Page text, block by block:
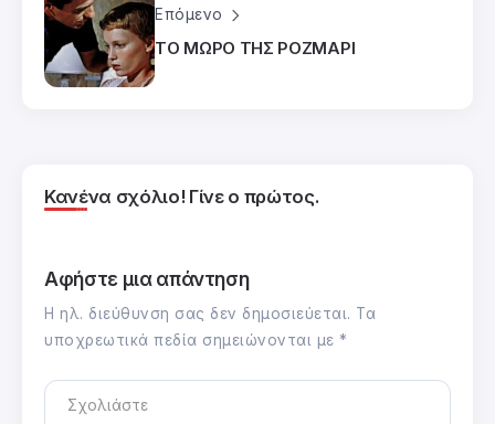
Επόμενο
ΤΟ ΜΩΡΟ ΤΗΣ ΡΟΖΜΑΡΙ
Κανένα σχόλιο! Γίνε ο πρώτος.
Αφήστε μια απάντηση
Η ηλ. διεύθυνση σας δεν δημοσιεύεται. Τα
υποχρεωτικά πεδία σημειώνονται με *